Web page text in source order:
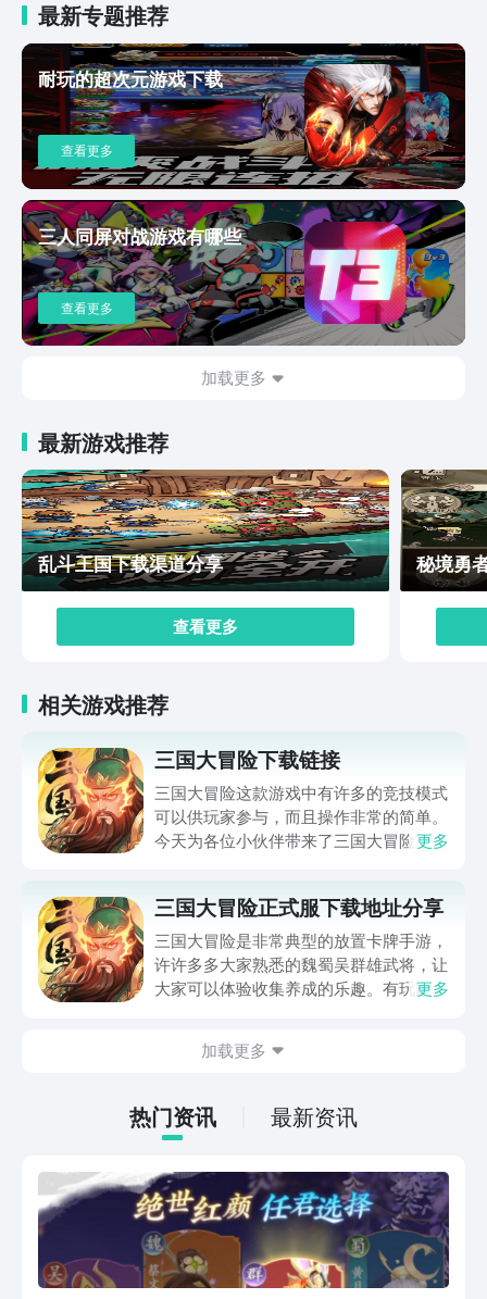
了解它们的用途。至于武将方面，各位也完全不必担心，
游戏在新手引导期间就会逐步为玩家们送来多位可用来开
荒的武将，使用他们就能很快地通关前几章的征战关卡，
并拿到海量的招募道具用于武将招募。同时，新入坑的玩
家还能通过七日目标等福利活动，来快速获得一众高品质
武将，他们也会成为玩家们开荒的中坚力量，玩家们可通
过他们快速地去进行征战关卡的推进或是完成各类资源副
本的挑战。武将的培养是此作的养成重心，通过征战关卡
各位就能拿到海量资源，不够的资源可挑战资源副本来进
行补足，更有共鸣功能可令所有武将都能共享等级，使得
玩家们只需将资源集中在几名武将身上即可，极大地降低
了玩家们的养成成本投入。主公等级高后，所开放的各类
挑战玩法更是能帮大伙快速获取多种稀有资源，其中绝大
部分都有着参与就能拿保底奖励的机制，亦或是会根据玩
家的挑战进度周期性地发放奖励，令玩家们在游玩时不会
缺资源可用，想养哪位武将就养哪位武将。以上是三国大
为玩家保障了战斗的爽快感，更何况它还特别好上手，确
保每位玩家都能从它这享受到十足的乐趣，来试试吧。
最新专题推荐
耐玩的超次元游戏下载
查看更多
三人同屏对战游戏有哪些
查看更多
加载更多
最新游戏推荐
乱斗王国下载渠道分享
查看更多
秘境勇
相关游戏推荐
三国大冒险下载链接
三国大冒险这款游戏中有许多的竞技模式
可以供玩家参与，而且操作非常的简单。
今天为各位小伙伴带来了三国大冒险下
如果反过来把boss打败，就可以获得许
多元宝和装备。等到战力提升之后，就可
以指挥所有的武将去战斗。
更多
三国大冒险正式服下载地址分享
三国大冒险是非常典型的放置卡牌手游，
许许多多大家熟悉的魏蜀吴群雄武将，让
大家可以体验收集养成的乐趣。有玩家还
大家收藏好这个地址，等后面正式服出了
更多
加载更多
热门资讯 最新资讯